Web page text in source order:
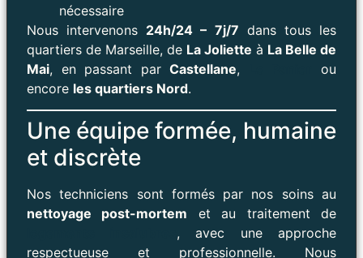
nécessaire
Nous intervenons 24h/24 – 7j/7 dans tous les
quartiers de Marseille, de La Joliette à La Belle de
Mai, en passant parCastellane,
ou
encore les quartiers Nord.
Une équipe formée, humaine
et discrète
Nos techniciens sont formés par nos soins au
nettoyage post-mortem et au traitement de
, avec une approche
respectueuse et professionnelle. Nous